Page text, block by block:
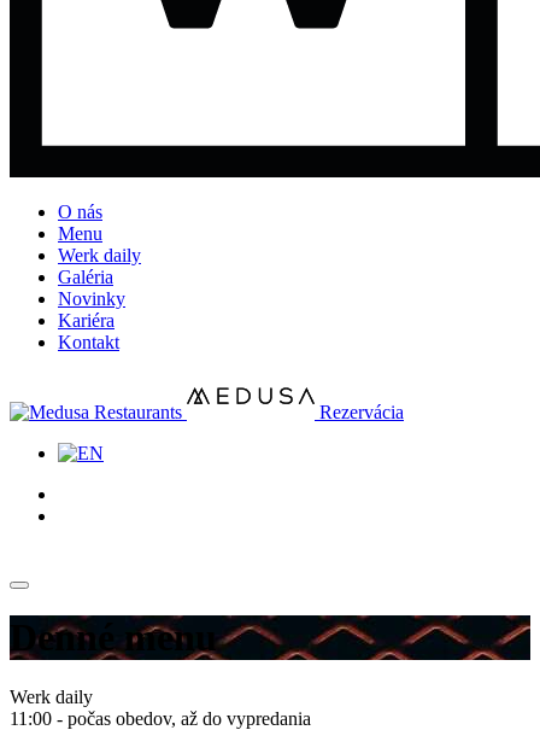
O nás
Menu
Werk daily
Galéria
Novinky
Kariéra
Kontakt
Rezervácia
Denné menu
Werk daily
11:00 - počas obedov, až do vypredania